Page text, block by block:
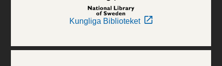
Kungliga Biblioteket